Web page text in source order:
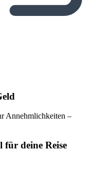
Annehmlichkeiten –
für deine Reise